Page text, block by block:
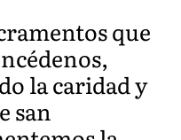
que
la caridad y
san